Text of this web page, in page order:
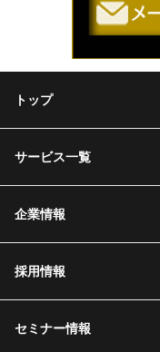
トップ
サービス一覧
企業情報
採用情報
セミナー情報